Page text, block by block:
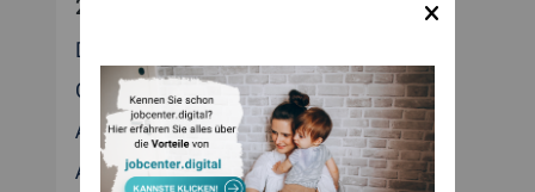
2016
Dezember (5)
Oktober (1)
September (1)
August (4)
Juli (2) Juni (1)
Mai (1)
April (4)
März (2)
Februar (4)